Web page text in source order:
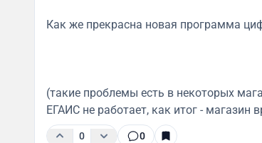
Как же прекрасна новая программа
(такие проблемы есть в некоторых
ЕГАИС не работает, как итог - магазин
0 0